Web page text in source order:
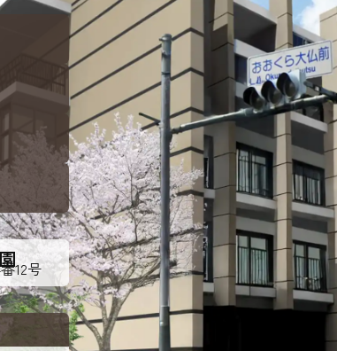
リア 春日井エリア 江南エリ
提供サービスから探す
主な提供サービス / 事業所 複数条
護の相談に乗ってもらいたい
通いや短
入所して介護、リハビリを受けたい
施設
自宅に訪問してもらって
介護、リハビリを受けたい
通いや短
も園、保育園、学童を利用したい
ル守山保育園 ジョイフルドーム前こども園
サンスクール
概要 / 組織図 理事長挨拶
施設一覧 法人沿革
ノーリフティングポリシー
ンワイナリー サンサン研修センター
い合わせ一覧
ボランティアに関する
お問い合わせ
12号